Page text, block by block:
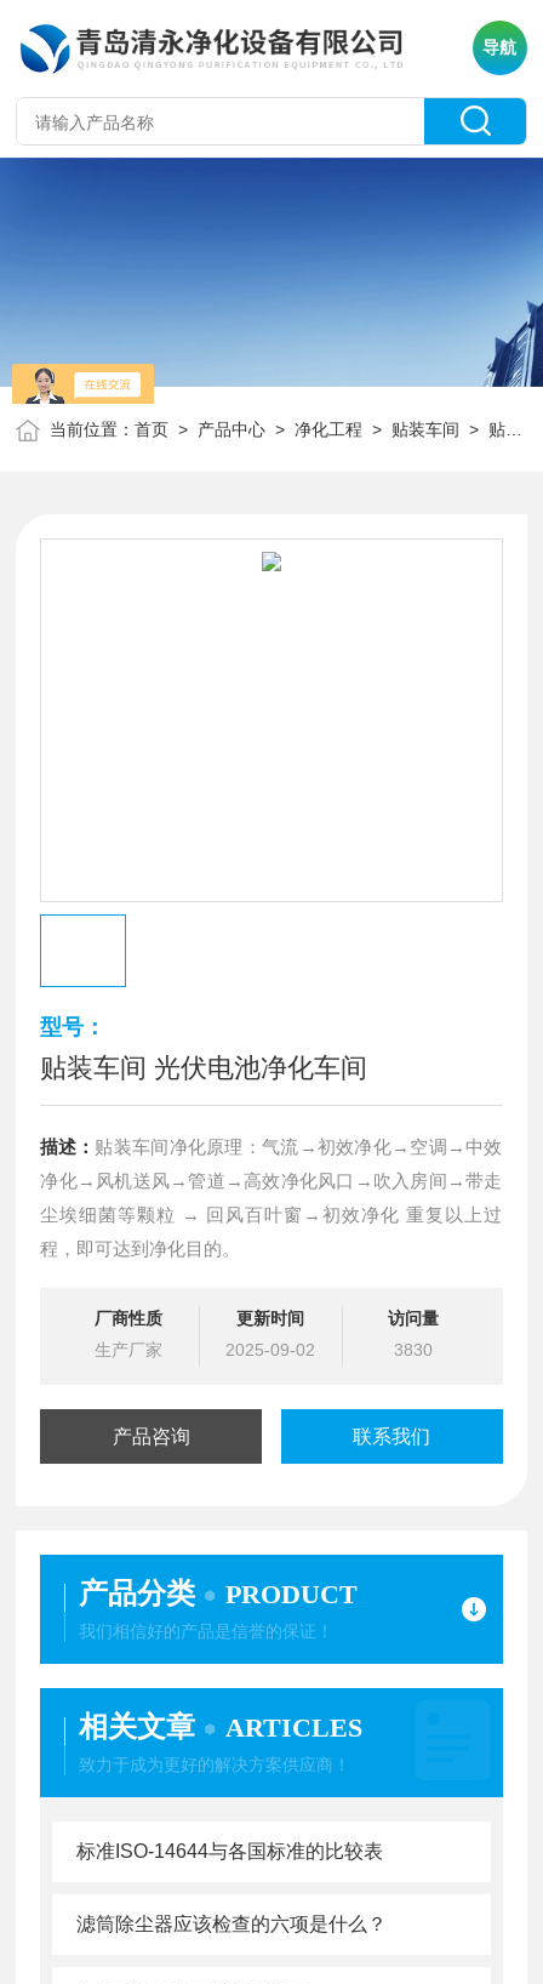
导航
当前位置：首页 > 产品中心 >净化工程 > 贴装车间 > 贴装车间 光伏电池净化车间
型号：
贴装车间 光伏电池净化车间
描述： 贴装车间净化原理：气流→初效净化→空调→中效
净化→风机送风→管道→高效净化风口→吹入房间→带走
尘埃细菌等颗粒 → 回风百叶窗→初效净化 重复以上过
程，即可达到净化目的。
厂商性质
生产厂家
更新时间
2025-09-02
访问量
3830
产品咨询 联系我们
产品分类 PRODUCT
我们相信好的产品是信誉的保证！
相关文章 ARTICLES
致力于成为更好的解决方案供应商！
标准ISO-14644与各国标准的比较表
滤筒除尘器应该检查的六项是什么？